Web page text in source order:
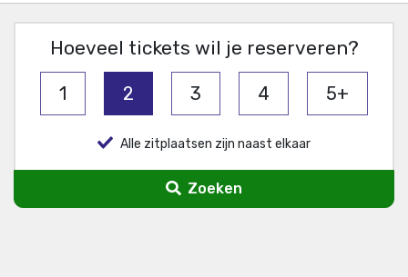
Hoeveel tickets wil je reserveren?
1 2 3 4 5+
Alle zitplaatsen zijn naast elkaar
Zoeken